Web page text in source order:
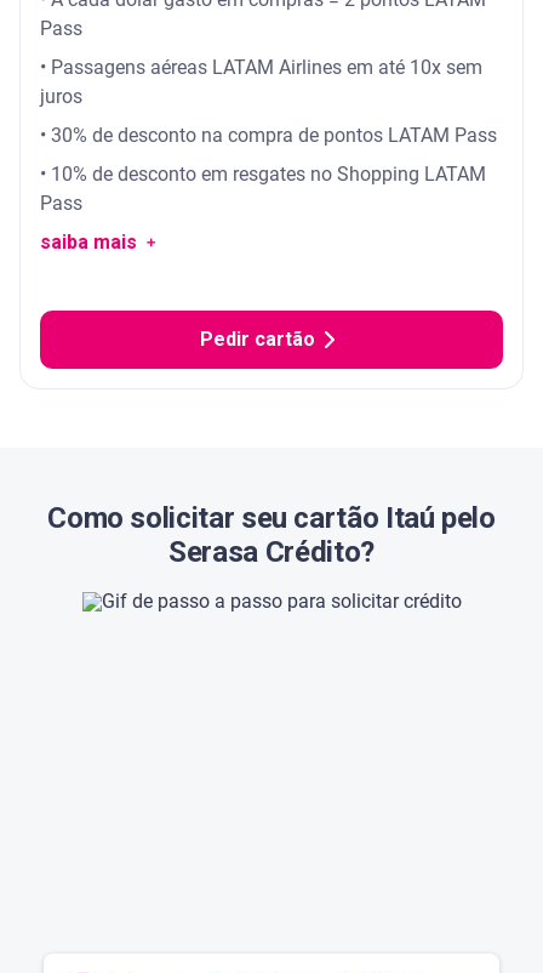
Pass
• Passagens aéreas LATAM Airlines em até 10x sem
juros
• 30% de desconto na compra de pontos LATAM Pass
• 10% de desconto em resgates no Shopping LATAM
Pass
saiba mais ﹢
Pedir cartão
Como solicitar seu cartão Itaú pelo
Serasa Crédito?